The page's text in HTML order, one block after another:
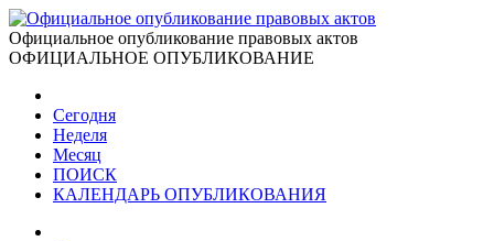
Официальное опубликование правовых актов
ОФИЦИАЛЬНОЕ ОПУБЛИКОВАНИЕ
Сегодня
Неделя
Месяц
ПОИСК
КАЛЕНДАРЬ ОПУБЛИКОВАНИЯ